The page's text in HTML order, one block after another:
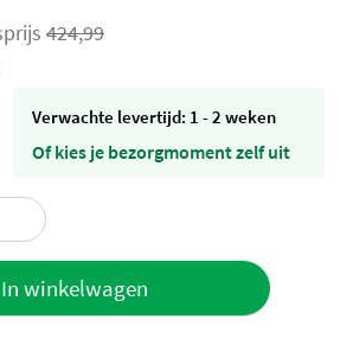
424,99
Verwachte levertijd: 1 - 2 weken
Of kies je bezorgmoment zelf uit
In winkelwagen